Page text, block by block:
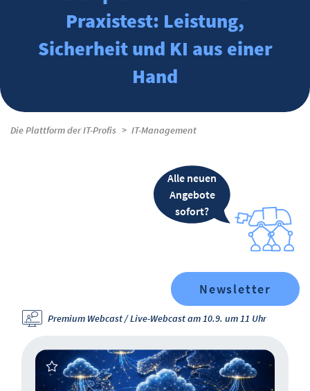
Praxistest: Leistung,
Sicherheit und KI aus einer
Hand
Die Plattform der IT-Profis IT-Management
Alle neuen
Angebote
sofort?
Newsletter
Premium Webcast / Live-Webcast am 10.9. um 11 Uhr